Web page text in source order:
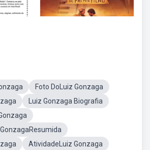
Foto DoLuiz Gonzaga
Luiz Gonzaga Biografia
AtividadeLuiz Gonzaga